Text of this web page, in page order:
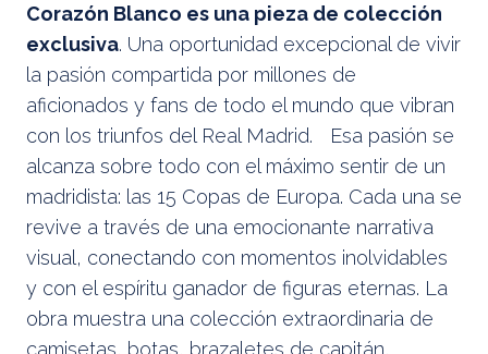
Corazón Blanco es una pieza de colección
exclusiva. Una oportunidad excepcional de vivir
la pasión compartida por millones de
aficionados y fans de todo el mundo que vibran
con los triunfos del Real Madrid. Esa pasión se
alcanza sobre todo con el máximo sentir de un
madridista: las 15 Copas de Europa. Cada una se
revive a través de una emocionante narrativa
visual, conectando con momentos inolvidables
y con el espíritu ganador de figuras eternas. La
obra muestra una colección extraordinaria de
camisetas, botas, brazaletes de capitán,